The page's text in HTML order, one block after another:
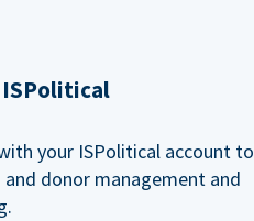
your ISPolitical account to
donor management and